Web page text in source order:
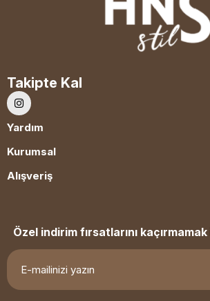
Takipte Kal
Yardım
Kurumsal
Alışveriş
Özel indirim fırsatlarını